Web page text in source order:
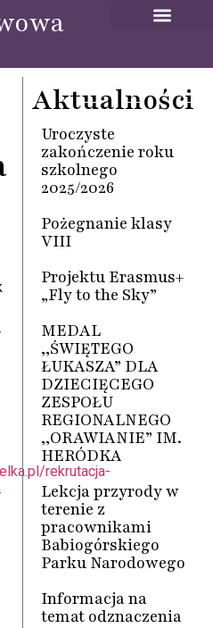
rekrutacja-
Aktualności
Uroczyste
zakończenie roku
szkolnego
2025/2026
Pożegnanie klasy
VIII
Projektu Erasmus+
„Fly to the Sky”
MEDAL
,,ŚWIĘTEGO
ŁUKASZA” DLA
DZIECIĘCEGO
ZESPOŁU
REGIONALNEGO
,,ORAWIANIE” IM.
HERÓDKA
Lekcja przyrody w
terenie z
pracownikami
Babiogórskiego
Parku Narodowego
Informacja na
temat odznaczenia